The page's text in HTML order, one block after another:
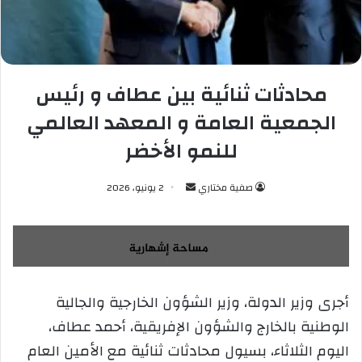
محادثات ثنائية بين عطاف و رئيس
الجمعية العامة و المعهد العالمي
للنمو الأخضر
صفية مختاري
س
ل
ب
ي
د
ا
2 يونيو، 2026
أجرى وزير الدولة، وزير الشؤون الخارجية والجالية
الوطنية بالخارج والشؤون الإفريقية، أحمد عطاف،
اليوم الثلاثاء، بسيول محادثات ثنائية مع الأمين العام